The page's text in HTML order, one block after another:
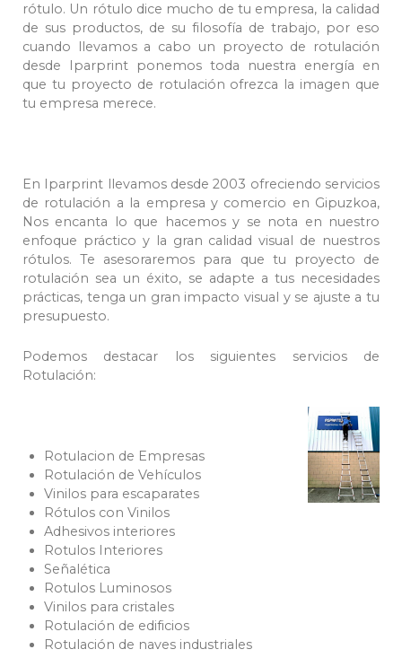
rótulo. Un rótulo dice mucho de tu empresa, la calidad
de sus productos, de su filosofía de trabajo, por eso
cuando llevamos a cabo un proyecto de rotulación
desde Iparprint ponemos toda nuestra energía en
que tu proyecto de rotulación ofrezca la imagen que
tu empresa merece.
En Iparprint llevamos desde 2003 ofreciendo servicios
de rotulación a la empresa y comercio en Gipuzkoa,
Nos encanta lo que hacemos y se nota en nuestro
enfoque práctico y la gran calidad visual de nuestros
rótulos. Te asesoraremos para que tu proyecto de
rotulación sea un éxito, se adapte a tus necesidades
prácticas, tenga un gran impacto visual y se ajuste a tu
presupuesto.
Podemos destacar los siguientes servicios de
Rotulación:
Rotulacion de Empresas
Rotulación de Vehículos
Vinilos para escaparates
Rótulos con Vinilos
Adhesivos interiores
Rotulos Interiores
Señalética
Rotulos Luminosos
Vinilos para cristales
Rotulación de edificios
Rotulación de naves industriales